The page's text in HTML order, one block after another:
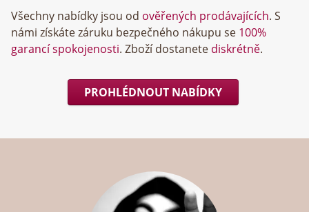
Všechny nabídky jsou od ověřených prodávajících. S
námi získáte záruku bezpečného nákupu se 100%
garancí spokojenosti. Zboží dostanete diskrétně.
PROHLÉDNOUT NABÍDKY